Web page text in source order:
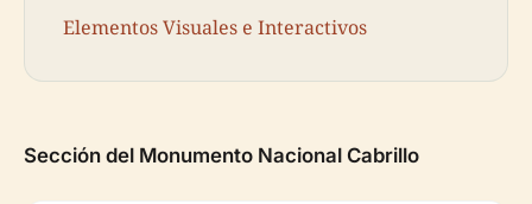
Elementos Visuales e Interactivos
Sección del Monumento Nacional Cabrillo